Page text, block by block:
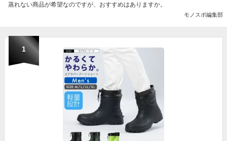
蒸れない商品が希望なのですが、おすすめはありますか。
モノスポ編集部
1